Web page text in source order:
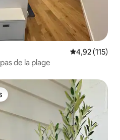
Évaluation
4,92 (115)
de la plage
plus appréciés